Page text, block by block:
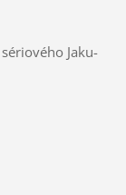
Jaku-